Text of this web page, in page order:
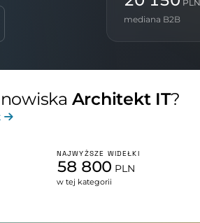
PLN
mediana B2B
Architekt IT?
NAJWYŻSZE WIDEŁKI
58 800 PLN
w tej kategorii